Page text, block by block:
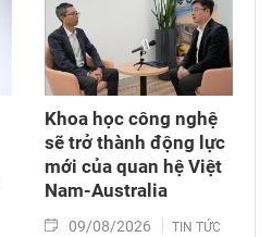
Khoa học công nghệ
sẽ trở thành động lực
mới của quan hệ Việt
Nam-Australia
09/08/2026 TIN TỨC